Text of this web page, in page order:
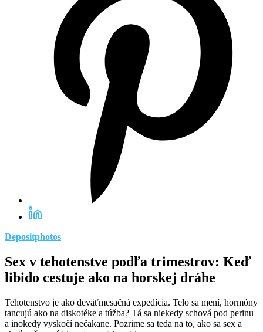
Depositphotos
Sex v tehotenstve podľa trimestrov: Keď
libido cestuje ako na horskej dráhe
Tehotenstvo je ako deväťmesačná expedícia. Telo sa mení, hormóny
tancujú ako na diskotéke a túžba? Tá sa niekedy schová pod perinu
a inokedy vyskočí nečakane. Pozrime sa teda na to, ako sa sex a